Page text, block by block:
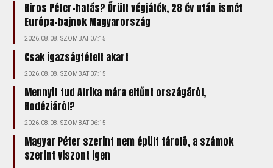
Biros Péter-hatás? Őrült végjáték, 28 év után ismét
Európa-bajnok Magyarország
2026.08.08. SZOMBAT 07:15
Csak igazságtételt akart
2026.08.08. SZOMBAT 07:15
Mennyit tud Afrika mára eltűnt országáról,
Rodéziáról?
2026.08.08. SZOMBAT 06:15
Magyar Péter szerint nem épült tároló, a számok
szerint viszont igen